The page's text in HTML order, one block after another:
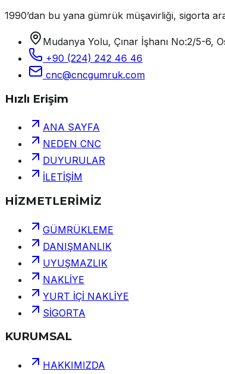
1990’dan bu yana gümrük müşavirliği, sigorta
Mudanya Yolu, Çınar İşhanı No:2/5-6,
+90 (224) 242 46 46
cnc@cncgumruk.com
Hızlı Erişim
ANA SAYFA
NEDEN CNC
DUYURULAR
İLETİŞİM
HİZMETLERİMİZ
GÜMRÜKLEME
DANIŞMANLIK
UYUŞMAZLIK
NAKLİYE
YURT İÇİ NAKLİYE
SİGORTA
KURUMSAL
HAKKIMIZDA